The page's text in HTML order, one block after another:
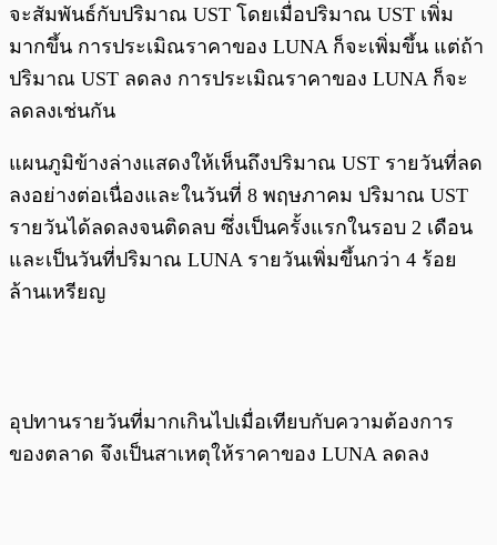
จะสัมพันธ์กับปริมาณ UST โดยเมื่อปริมาณ UST เพิ่ม
มากขึ้น การประเมิณราคาของ LUNA ก็จะเพิ่มขึ้น แต่ถ้า
ปริมาณ UST ลดลง การประเมิณราคาของ LUNA ก็จะ
ลดลงเช่นกัน
แผนภูมิข้างล่างแสดงให้เห็นถึงปริมาณ UST รายวันที่ลด
ลงอย่างต่อเนื่องและในวันที่ 8 พฤษภาคม ปริมาณ UST
รายวันได้ลดลงจนติดลบ ซึ่งเป็นครั้งแรกในรอบ 2 เดือน
และเป็นวันที่ปริมาณ LUNA รายวันเพิ่มขึ้นกว่า 4 ร้อย
ล้านเหรียญ
อุปทานรายวันที่มากเกินไปเมื่อเทียบกับความต้องการ
ของตลาด จึงเป็นสาเหตุให้ราคาของ LUNA ลดลง